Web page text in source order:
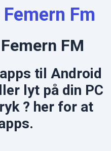
Fm
FM
til Android
lyt på din PC
? her for at